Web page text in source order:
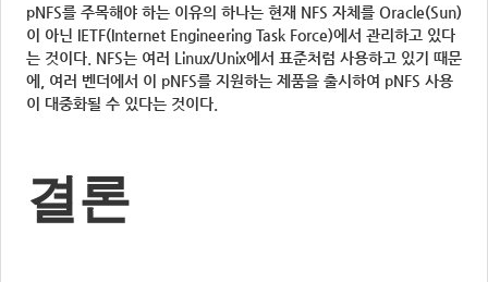
pNFS를 주목해야 하는 이유의 하나는 현재 NFS 자체를 Oracle(Sun)
이 아닌 IETF(Internet Engineering Task Force)에서 관리하고 있다
는 것이다. NFS는 여러 Linux/Unix에서 표준처럼 사용하고 있기 때문
에, 여러 벤더에서 이 pNFS를 지원하는 제품을 출시하여 pNFS 사용
이 대중화될 수 있다는 것이다.
결론